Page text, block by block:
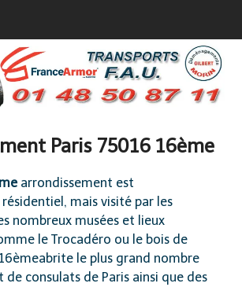
Paris 75016 16ème
arrondissement est
mais visité par les
nombreux musées et lieux
le Trocadéro ou le bois de
le plus grand nombre
de consulats de Paris ainsi que des